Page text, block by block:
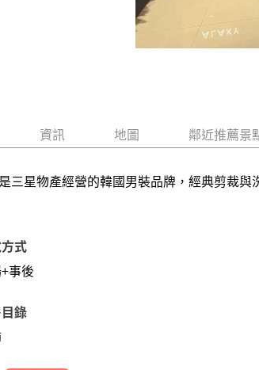
資訊 地圖 鄰近推薦景
三星物產經營的韓國男裝品牌，經典剪裁
式
事後
錄